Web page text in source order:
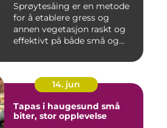
Sprøytesåing er en metode
for å etablere gress og
annen vegetasjon raskt og
effektivt på både små og...
14. jun
Tapas i haugesund små
biter, stor opplevelse